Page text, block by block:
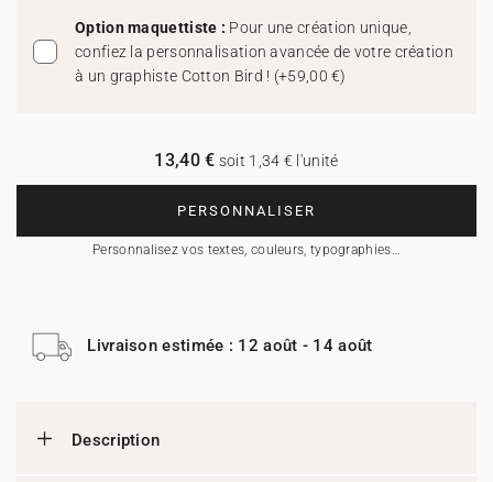
Option maquettiste : Pour une création unique,
confiez la personnalisation avancée de votre création
à un graphiste Cotton Bird ! (+59,00 €)
PERSONNALISER
Personnalisez vos textes, couleurs, typographies…
13,40 € soit 1,34 € l'unité
Livraison estimée : 12 août - 14 août
Description